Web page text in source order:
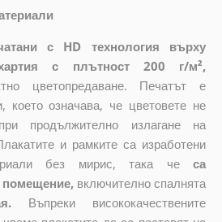
с HD технология върху
хартия с плътност 200 г/м²,
цветопредаване. Печатът е
което означава, че цветовете не
продължително излагане на
и рамките са изработени
без мирис, така че
са
включително спалнята
Въпреки висококачествените